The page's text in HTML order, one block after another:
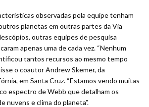
observadas pela equipe tenham
planetas em outras partes da Via
outras equipes de pesquisa
apenas uma de cada vez. “Nenhum
tantos recursos ao mesmo tempo
o coautor Andrew Skemer, da
em Santa Cruz. “Estamos vendo muitas
espectro de Webb que detalham os
nuvens e clima do planeta”.